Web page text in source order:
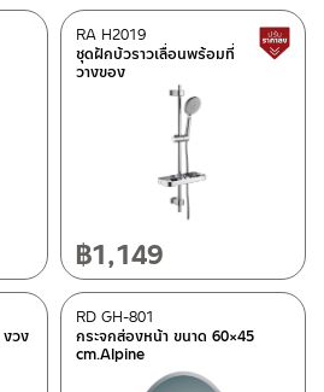
ชุดฝักบ้วราวเลื่อนพร้อมที่
วางของ
RA H2019
฿1,149
วง
กระจกส่องหน้า ขนาด 60×45
cm.Alpine
RD GH-801